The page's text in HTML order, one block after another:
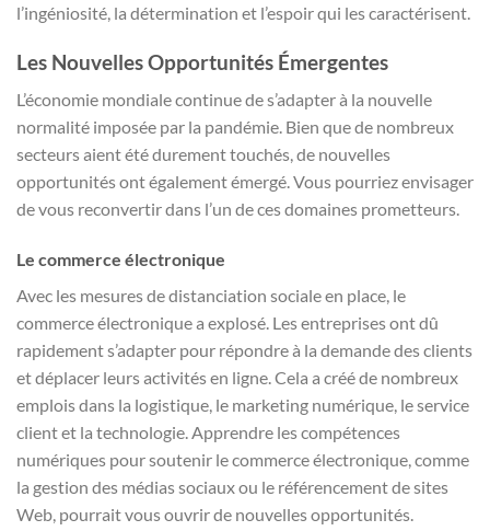
l’ingéniosité, la détermination et l’espoir qui les caractérisent.
Les Nouvelles Opportunités Émergentes
L’économie mondiale continue de s’adapter à la nouvelle
normalité imposée par la pandémie. Bien que de nombreux
secteurs aient été durement touchés, de nouvelles
opportunités ont également émergé. Vous pourriez envisager
de vous reconvertir dans l’un de ces domaines prometteurs.
Le commerce électronique
Avec les mesures de distanciation sociale en place, le
commerce électronique a explosé. Les entreprises ont dû
rapidement s’adapter pour répondre à la demande des clients
et déplacer leurs activités en ligne. Cela a créé de nombreux
emplois dans la logistique, le marketing numérique, le service
client et la technologie. Apprendre les compétences
numériques pour soutenir le commerce électronique, comme
la gestion des médias sociaux ou le référencement de sites
Web, pourrait vous ouvrir de nouvelles opportunités.